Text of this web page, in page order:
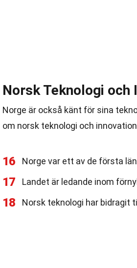
Norsk Teknologi och
Norge är också känt för sina
om norsk teknologi och
16 Norge var ett av de första
17 Landet är ledande inom
18 Norsk teknologi har bidragit